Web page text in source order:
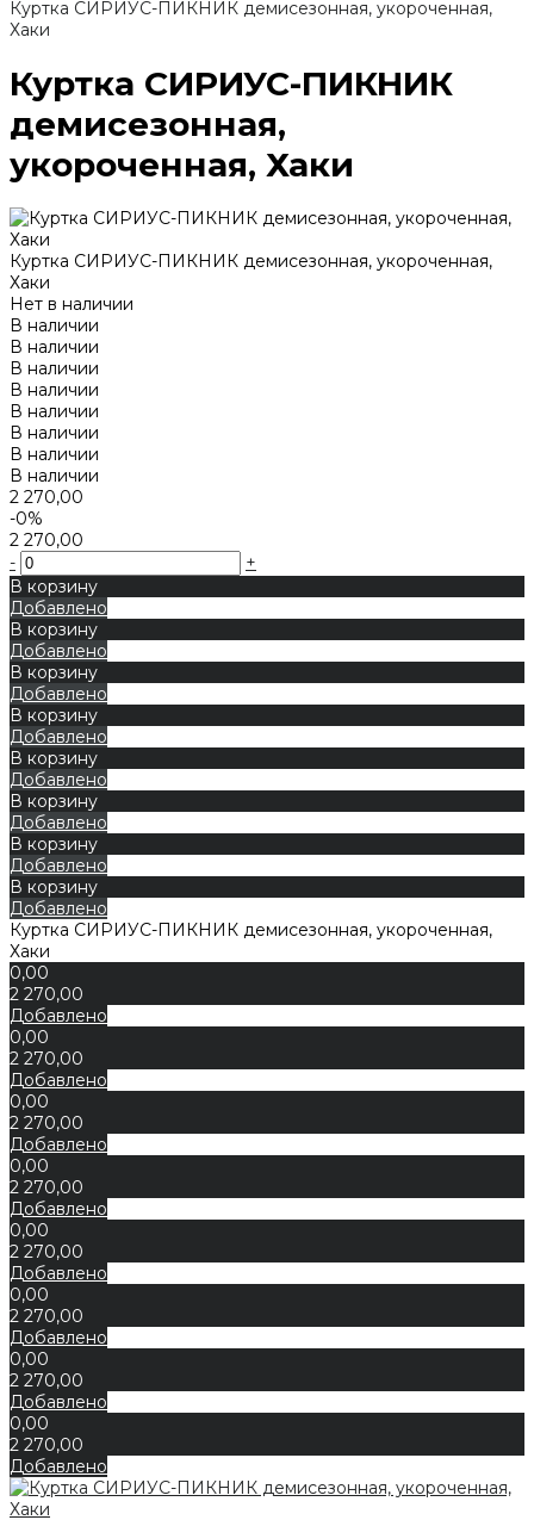
Куртка СИРИУС-ПИКНИК демисезонная, укороченная,
Хаки
Куртка СИРИУС-ПИКНИК
демисезонная,
укороченная, Хаки
Куртка СИРИУС-ПИКНИК демисезонная, укороченная,
Хаки
Нет в наличии
В наличии
В наличии
В наличии
В наличии
В наличии
В наличии
В наличии
В наличии
2 270,00
-0%
2 270,00
-
+
В корзину
Добавлено
В корзину
Добавлено
В корзину
Добавлено
В корзину
Добавлено
В корзину
Добавлено
В корзину
Добавлено
В корзину
Добавлено
В корзину
Добавлено
Куртка СИРИУС-ПИКНИК демисезонная, укороченная,
Хаки
0,00
2 270,00
Добавлено
0,00
2 270,00
Добавлено
0,00
2 270,00
Добавлено
0,00
2 270,00
Добавлено
0,00
2 270,00
Добавлено
0,00
2 270,00
Добавлено
0,00
2 270,00
Добавлено
0,00
2 270,00
Добавлено